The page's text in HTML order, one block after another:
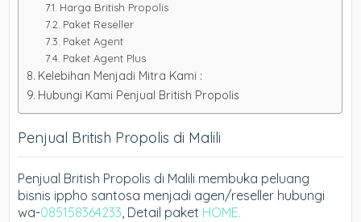
Harga British Propolis
Paket Reseller
Paket Agent
Paket Agent Plus
Kelebihan Menjadi Mitra Kami :
Hubungi Kami Penjual British Propolis
Penjual British Propolis di Malili
Penjual British Propolis di Malili membuka peluang
bisnis ippho santosa menjadi agen/reseller hubungi
wa-085158364233, Detail paket HOME.